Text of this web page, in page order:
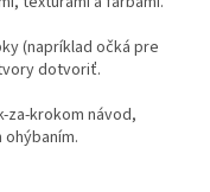
(napríklad očká pre
dotvoriť.
za-krokom návod,